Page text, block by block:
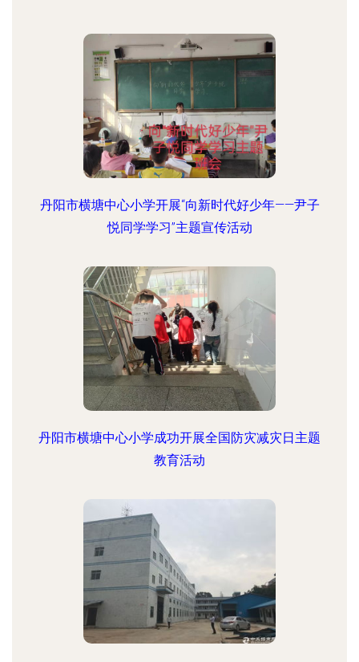
丹阳市横塘中心小学开展“向新时代好少年——尹子
悦同学学习”主题宣传活动
丹阳市横塘中心小学成功开展全国防灾减灾日主题
教育活动